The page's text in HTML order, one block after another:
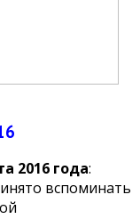
2016 года:
вспоминать